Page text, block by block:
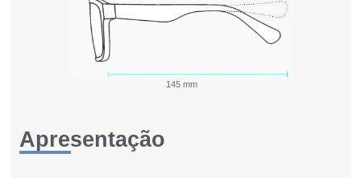
145 mm
Apresentação